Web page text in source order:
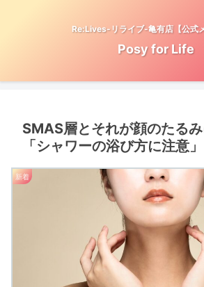
Re:Lives-リライブ-亀有店【公式
Posy for Life
SMAS層とそれが顔のたる
「シャワーの浴び方に注意」
新着